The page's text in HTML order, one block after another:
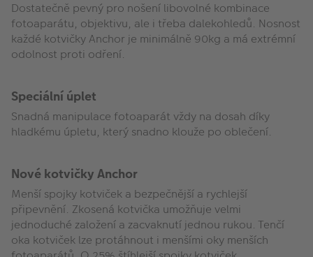
Dostatečně pevný pro nošení libovolné kombinace
fotoaparátu, objektivu, ale i třeba dalekohledů. Nosnost
každé kotvičky Anchor je minimálně 90kg a má extrémní
odolnost proti odření.
Speciální úplet
Snadná manipulace fotoaparát vždy na dosah díky
hladkému úpletu, který snadno klouže po oblečení.
Nové kotvičky Anchor
Menší spojky kotviček a bezpečnější a rychlejší
připevnění. Zkosená kotvička umožňuje velmi
jednoduché založení a zacvaknutí jednou rukou. Tenčí
oka kotviček lze protáhnout i menšími oky menších